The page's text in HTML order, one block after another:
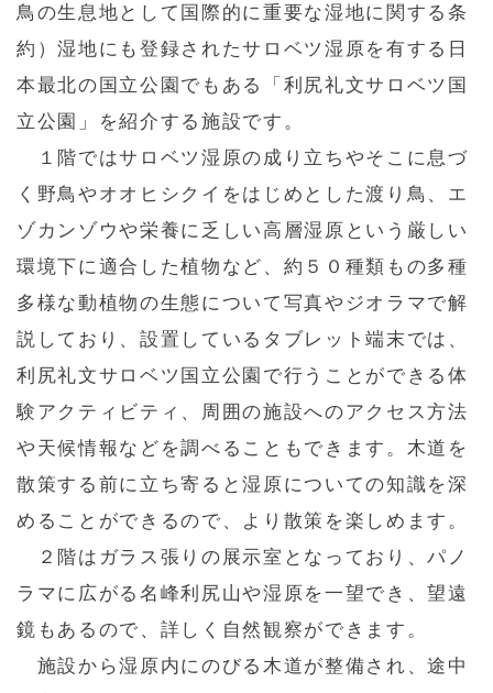
鳥の生息地として国際的に重要な湿地に関する条
約）湿地にも登録されたサロベツ湿原を有する日
本最北の国立公園でもある「利尻礼文サロベツ国
立公園」を紹介する施設です。
１階ではサロベツ湿原の成り立ちやそこに息づ
く野鳥やオオヒシクイをはじめとした渡り鳥、エ
ゾカンゾウや栄養に乏しい高層湿原という厳しい
環境下に適合した植物など、約５０種類もの多種
多様な動植物の生態について写真やジオラマで解
説しており、設置しているタブレット端末では、
利尻礼文サロベツ国立公園で行うことができる体
験アクティビティ、周囲の施設へのアクセス方法
や天候情報などを調べることもできます。木道を
散策する前に立ち寄ると湿原についての知識を深
めることができるので、より散策を楽しめます。
２階はガラス張りの展示室となっており、パノ
ラマに広がる名峰利尻山や湿原を一望でき、望遠
鏡もあるので、詳しく自然観察ができます。
施設から湿原内にのびる木道が整備され、途中